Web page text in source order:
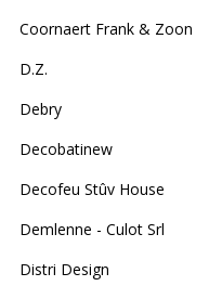
Coornaert Frank & Zoon
D.Z.
Debry
Decobatinew
Decofeu Stûv House
Demlenne - Culot Srl
Distri Design